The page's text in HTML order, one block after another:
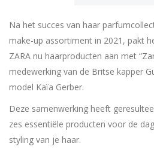
Na het succes van haar
make-up assortiment in 2021, pakt
ZARA nu haarproducten aan met
medewerking van de Britse kapper
model Kaïa Gerber.
Deze samenwerking heeft
zes essentiële producten voor de
styling van je haar.